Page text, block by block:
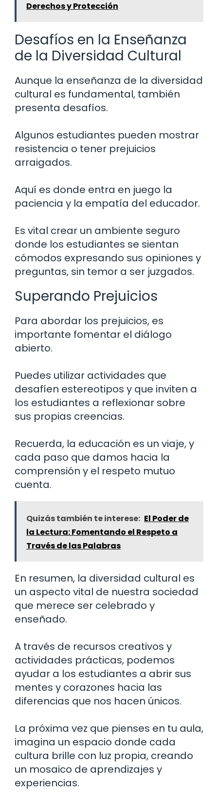
Derechos y Protección
Desafíos en la Enseñanza
de la Diversidad Cultural
Aunque la enseñanza de la diversidad
cultural es fundamental, también
presenta desafíos.
Algunos estudiantes pueden mostrar
resistencia o tener prejuicios
arraigados.
Aquí es donde entra en juego la
paciencia y la empatía del educador.
Es vital crear un ambiente seguro
donde los estudiantes se sientan
cómodos expresando sus opiniones y
preguntas, sin temor a ser juzgados.
Superando Prejuicios
Para abordar los prejuicios, es
importante fomentar el diálogo
abierto.
Puedes utilizar actividades que
desafíen estereotipos y que inviten a
los estudiantes a reflexionar sobre
sus propias creencias.
Recuerda, la educación es un viaje, y
cada paso que damos hacia la
comprensión y el respeto mutuo
cuenta.
Quizás también te interese: El Poder de
la Lectura: Fomentando el Respeto a
Través de las Palabras
En resumen, la diversidad cultural es
un aspecto vital de nuestra sociedad
que merece ser celebrado y
enseñado.
A través de recursos creativos y
actividades prácticas, podemos
ayudar a los estudiantes a abrir sus
mentes y corazones hacia las
diferencias que nos hacen únicos.
La próxima vez que pienses en tu aula,
imagina un espacio donde cada
cultura brille con luz propia, creando
un mosaico de aprendizajes y
experiencias.